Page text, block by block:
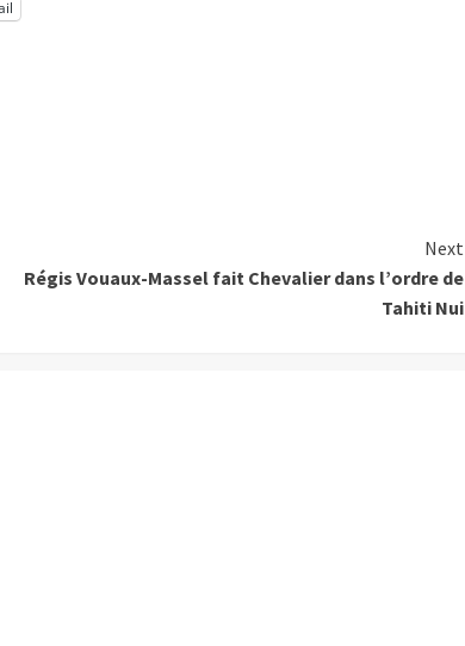
Next
Régis Vouaux-Massel fait Chevalier dans l’ordre de
Tahiti Nui